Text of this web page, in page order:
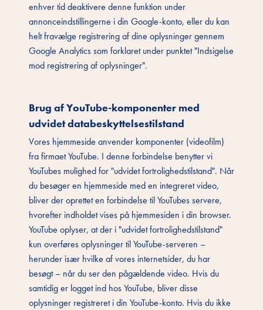
enhver tid deaktivere denne funktion under
annonceindstillingerne i din Google-konto, eller du kan
helt fravælge registrering af dine oplysninger gennem
Google Analytics som forklaret under punktet "Indsigelse
mod registrering af oplysninger".
Brug af YouTube-komponenter med
udvidet databeskyttelsestilstand
Vores hjemmeside anvender komponenter (videofilm)
fra firmaet YouTube. I denne forbindelse benytter vi
YouTubes mulighed for "udvidet fortrolighedstilstand". Når
du besøger en hjemmeside med en integreret video,
bliver der oprettet en forbindelse til YouTubes servere,
hvorefter indholdet vises på hjemmesiden i din browser.
YouTube oplyser, at der i "udvidet fortrolighedstilstand"
kun overføres oplysninger til YouTube-serveren –
herunder især hvilke af vores internetsider, du har
besøgt – når du ser den pågældende video. Hvis du
samtidig er logget ind hos YouTube, bliver disse
oplysninger registreret i din YouTube-konto. Hvis du ikke